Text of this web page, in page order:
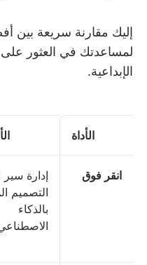
لمساعدتك في العثور على
الإبداعية.
الأداة
انقر فوق
إدارة
التصميم
بالذكاء